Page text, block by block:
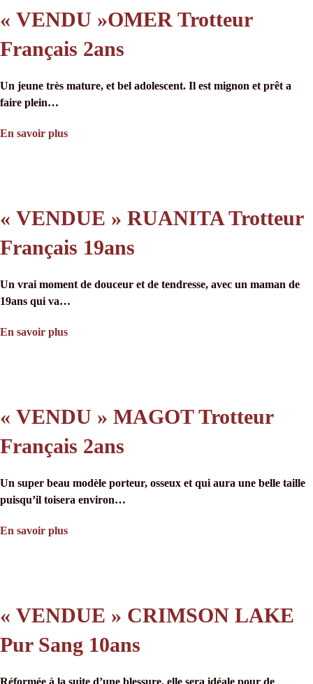
« VENDU »OMER Trotteur
Français 2ans
Un jeune très mature, et bel adolescent. Il est mignon et prêt a
faire plein…
En savoir plus
« VENDUE » RUANITA Trotteur
Français 19ans
Un vrai moment de douceur et de tendresse, avec un maman de
19ans qui va…
En savoir plus
« VENDU » MAGOT Trotteur
Français 2ans
Un super beau modèle porteur, osseux et qui aura une belle taille
puisqu’il toisera environ…
En savoir plus
« VENDUE » CRIMSON LAKE
Pur Sang 10ans
Réformée à la suite d’une blessure, elle sera idéale pour de